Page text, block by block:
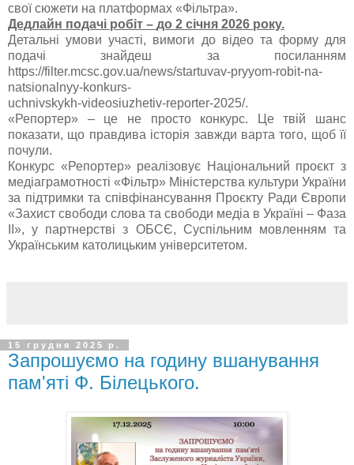
свої сюжети на платформах «Фільтра».
Дедлайн подачі робіт – до 2 січня 2026 року.
Детальні умови участі, вимоги до відео та форму для
подачі знайдеш за посиланням
https://filter.mcsc.gov.ua/news/startuvav-pryyom-robit-na-
natsionalnyy-konkurs-
uchnivskykh-videosiuzhetiv-reporter-2025/.
«Репортер» – це не просто конкурс. Це твій шанс
показати, що правдива історія завжди варта того, щоб її
почули.
Конкурс «Репортер» реалізовує Національний проєкт з
медіаграмотності «Фільтр» Міністерства культури України
за підтримки та співфінансування Проєкту Ради Європи
«Захист свободи слова та свободи медіа в Україні – Фаза
»,у партнерстві з ОБСЄ, Суспільним мовленням та
Українським католицьким університетом.
15 грудня 2025 р.
Запрошуємо на годину вшанування
пам'яті Ф. Білецького.